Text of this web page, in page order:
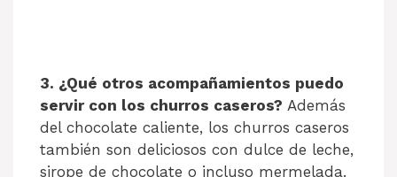
3. ¿Qué otros acompañamientos puedo
servir con los churros caseros? Además
del chocolate caliente, los churros caseros
también son deliciosos con dulce de leche,
sirope de chocolate o incluso mermelada.